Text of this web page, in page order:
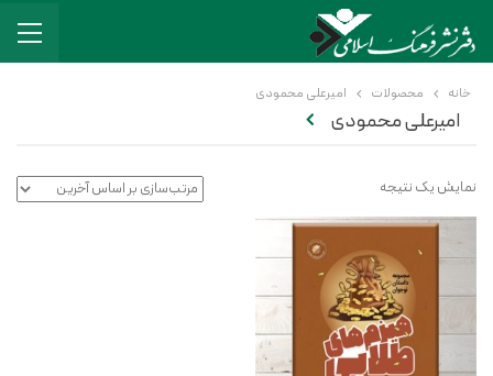
خانه محصولات امیرعلی محمودی
امیرعلی محمودی
نمایش یک نتیجه